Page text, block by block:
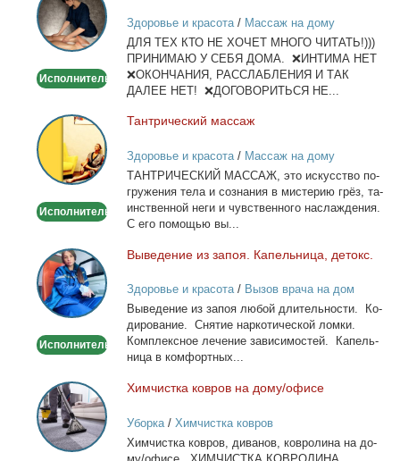
лица
и
тела
Исполнитель
Здоровье и красота/ Массаж на дому
ДЛЯ ТЕХ КТО НЕ ХОЧЕТ МНОГО ЧИТАТЬ!)))
ПРИНИМАЮ У СЕБЯ ДОМА. ❌ИНТИМА НЕТ
❌ОКОНЧАНИЯ, РАССЛАБЛЕНИЯ И ТАК
ДАЛЕЕ НЕТ! ❌ДОГОВОРИТЬСЯ НЕ...
Тантрический
массаж
Исполнитель
Тан­три­че­ский мас­саж
Здоровье и красота/ Массаж на дому
ТАНТРИЧЕСКИЙ МАССАЖ, это ис­кус­ство по­
гру­же­ния те­ла и со­зна­ния в ми­сте­рию грёз, та­
ин­ствен­ной неги и чув­ствен­но­го на­сла­жде­ния.
С его по­мо­щью вы...
Выведение
из
запоя.
Капельница,
Исполнитель
Вы­ве­де­ние из за­поя. Ка­пель­ни­ца, де­токс.
Здоровье и красота/ Вызов врача на дом
Вы­ве­де­ние из за­поя лю­бой дли­тель­но­сти. Ко­
ди­ро­ва­ние. Сня­тие нар­ко­ти­че­ской лом­ки.
Ком­плекс­ное ле­че­ние за­ви­си­мо­стей. Ка­пель­
ни­ца в ком­форт­ных...
Химчистка
ковров
на
дому/
Хим­чист­ка ков­ров на до­му/офи­се
Уборка/ Химчистка ковров
Хим­чист­ка ков­ров, ди­ва­нов, ков­ро­ли­на на до­